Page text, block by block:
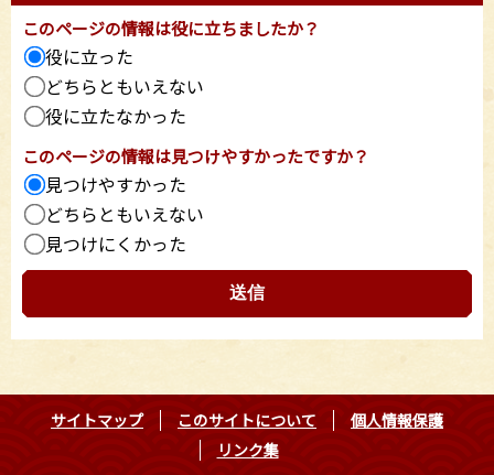
このページの情報は役に立ちましたか？
役に立った
どちらともいえない
役に立たなかった
このページの情報は見つけやすかったですか？
見つけやすかった
どちらともいえない
見つけにくかった
サイトマップ このサイトについて
個人情報保護
リンク集